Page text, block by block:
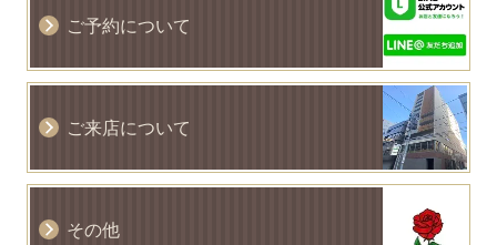
ご予約について
ご来店について
その他